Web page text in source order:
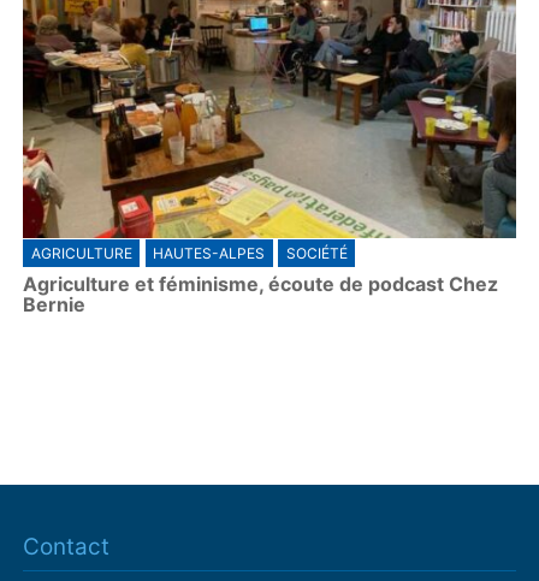
AGRICULTURE HAUTES-ALPES SOCIÉTÉ
Agriculture et féminisme, écoute de podcast Chez
Bernie
Contact